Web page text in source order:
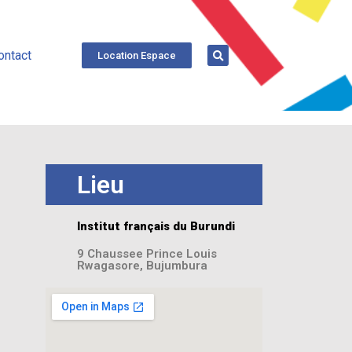
Location Espace
Lieu
Institut français du Burundi
9 Chaussee Prince Louis
Rwagasore, Bujumbura